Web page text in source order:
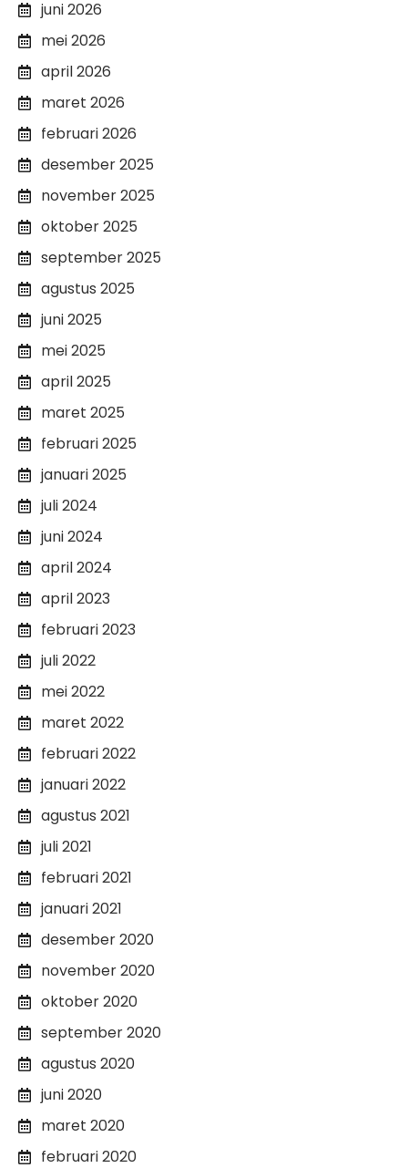
juni 2026
mei 2026
april 2026
maret 2026
februari 2026
desember 2025
november 2025
oktober 2025
september 2025
agustus 2025
juni 2025
mei 2025
april 2025
maret 2025
februari 2025
januari 2025
juli 2024
juni 2024
april 2024
april 2023
februari 2023
juli 2022
mei 2022
maret 2022
februari 2022
januari 2022
agustus 2021
juli 2021
februari 2021
januari 2021
desember 2020
november 2020
oktober 2020
september 2020
agustus 2020
juni 2020
maret 2020
februari 2020